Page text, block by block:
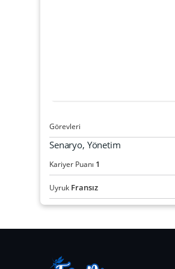
Görevleri
Senaryo, Yönetim
Kariyer Puanı 1
Uyruk Fransız